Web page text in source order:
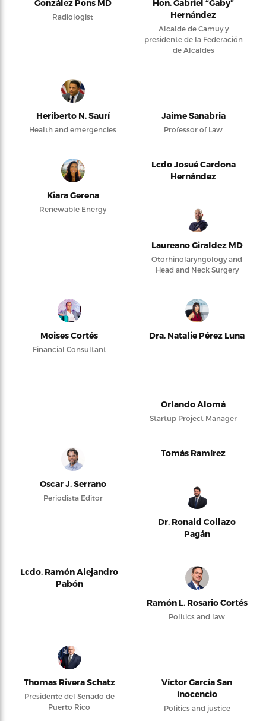
González Pons MD
Radiologist
Hon. Gabriel “Gaby”
Hernández
Alcalde de Camuy y
presidente de la Federación
de Alcaldes
Heriberto N. Saurí
Health and emergencies
Jaime Sanabria
Professor of Law
Kiara Gerena
Renewable Energy
Lcdo Josué Cardona
Hernández
Laureano Giraldez MD
Otorhinolaryngology and
Head and Neck Surgery
Moises Cortés
Financial Consultant
Dra. Natalie Pérez Luna
Orlando Alomá
Startup Project Manager
Oscar J. Serrano
Periodista Editor
Tomás Ramírez
Dr. Ronald Collazo
Pagán
Lcdo. Ramón Alejandro
Pabón
Ramón L. Rosario Cortés
Politics and law
Thomas Rivera Schatz
Presidente del Senado de
Puerto Rico
Víctor García San
Inocencio
Politics and justice